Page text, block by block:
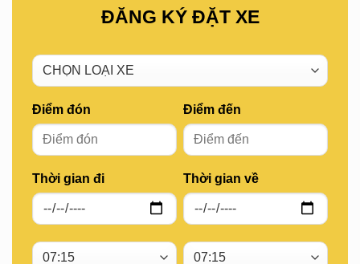
ĐĂNG KÝ ĐẶT XE
Điểm đón
Thời gian đi
Điểm đến
Thời gian về